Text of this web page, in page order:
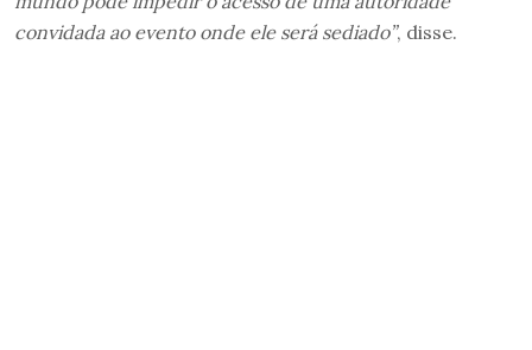
convidada ao evento onde ele será sediado”, disse.